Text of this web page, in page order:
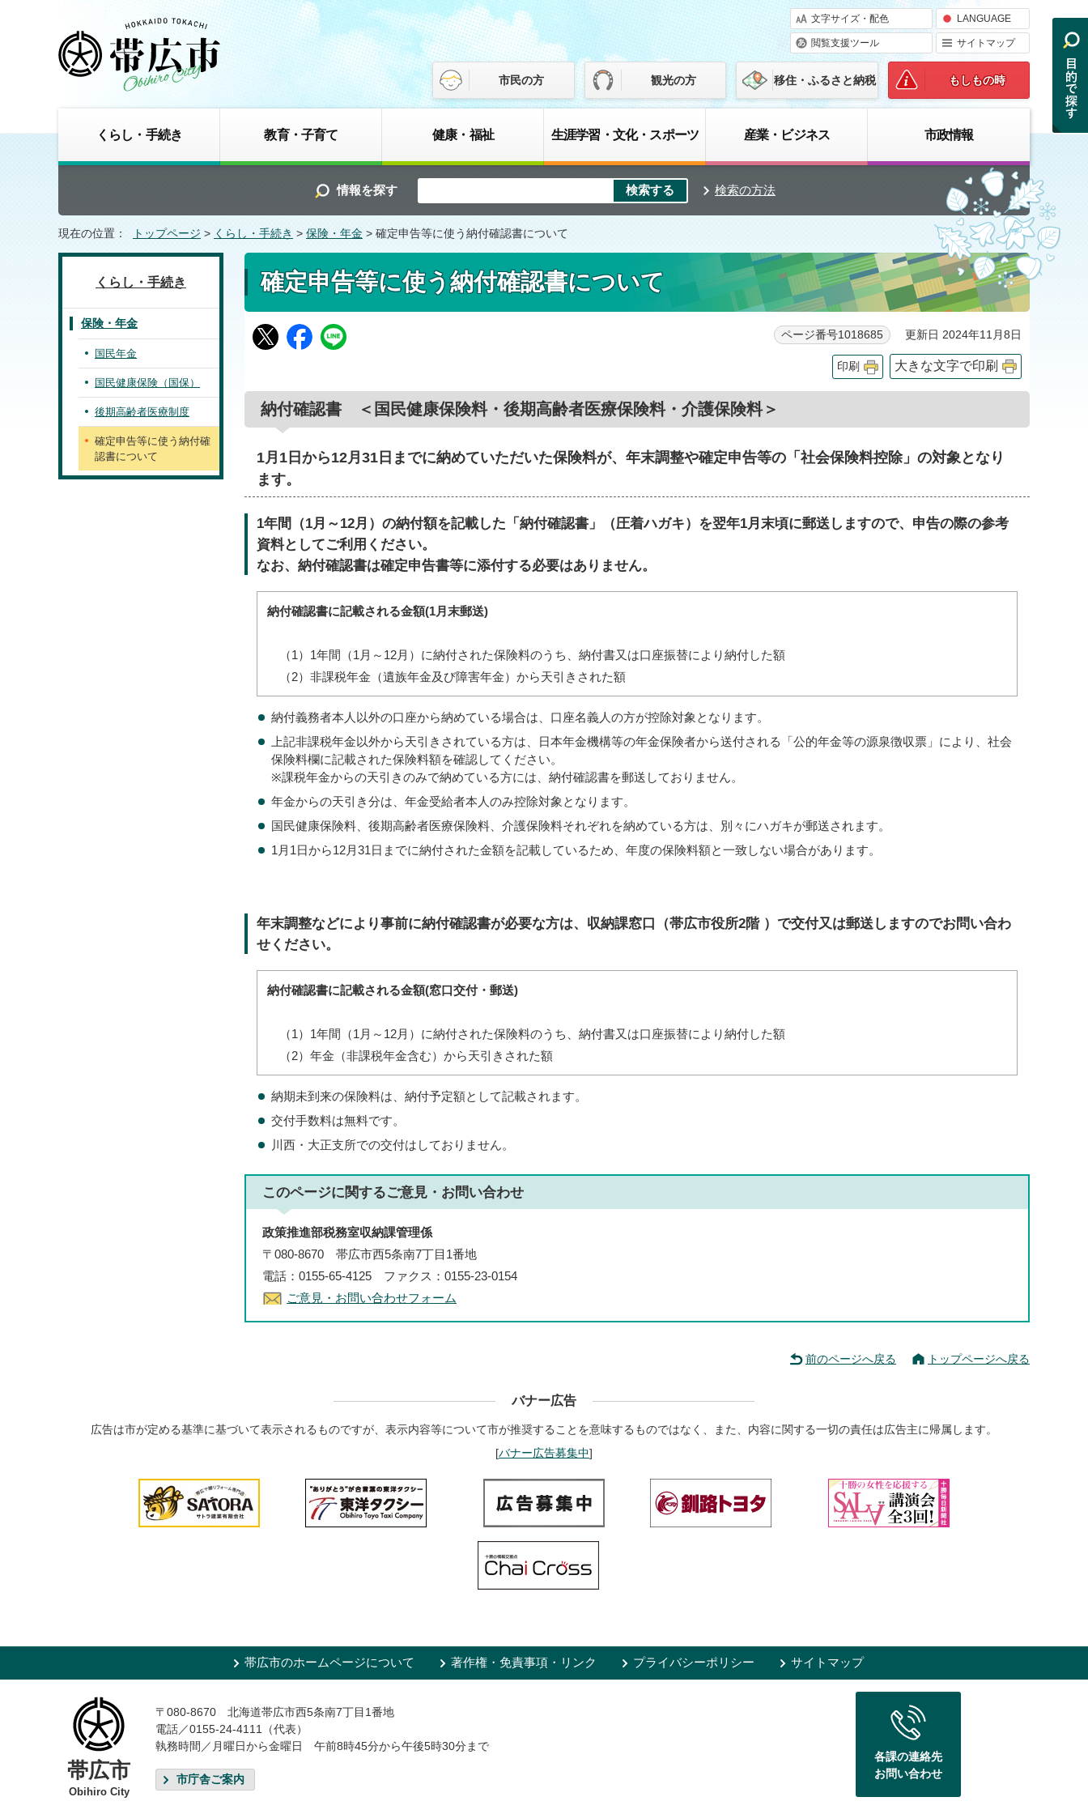
文字サイズ・配色 LANGUAGE
閲覧支援ツール サイトマップ
市民の方 観光の方 移住・ふるさと納税 もしもの時
くらし・手続き 教育・子育て 健康・福祉 生涯学習・文化・スポーツ 産業・ビジネス 市政情報
情報を探す 検索の方法
現在の位置： トップページ > くらし・手続き > 保険・年金 > 確定申告等に使う納付確認書について
確定申告等に使う納付確認書について
ページ番号1018685 更新日 2024年11月8日
印刷 大きな文字で印刷
納付確認書 ＜国民健康保険料・後期高齢者医療保険料・介護保険料＞
1月1日から12月31日までに納めていただいた保険料が、年末調整や確定申告等の「社会保険料控除」の対象となり
ます。
1年間（1月～12月）の納付額を記載した「納付確認書」（圧着ハガキ）を翌年1月末頃に郵送しますので、申告の際の参考
資料としてご利用ください。
なお、納付確認書は確定申告書等に添付する必要はありません。
納付確認書に記載される金額(1月末郵送)
（1）1年間（1月～12月）に納付された保険料のうち、納付書又は口座振替により納付した額
（2）非課税年金（遺族年金及び障害年金）から天引きされた額
納付義務者本人以外の口座から納めている場合は、口座名義人の方が控除対象となります。
上記非課税年金以外から天引きされている方は、日本年金機構等の年金保険者から送付される「公的年金等の源泉徴収票」により、社会
保険料欄に記載された保険料額を確認してください。
※課税年金からの天引きのみで納めている方には、納付確認書を郵送しておりません。
年金からの天引き分は、年金受給者本人のみ控除対象となります。
国民健康保険料、後期高齢者医療保険料、介護保険料それぞれを納めている方は、別々にハガキが郵送されます。
1月1日から12月31日までに納付された金額を記載しているため、年度の保険料額と一致しない場合があります。
年末調整などにより事前に納付確認書が必要な方は、収納課窓口（帯広市役所2階 ）で交付又は郵送しますのでお問い合わ
せください。
納付確認書に記載される金額(窓口交付・郵送)
（1）1年間（1月～12月）に納付された保険料のうち、納付書又は口座振替により納付した額
（2）年金（非課税年金含む）から天引きされた額
納期未到来の保険料は、納付予定額として記載されます。
交付手数料は無料です。
川西・大正支所での交付はしておりません。
このページに関するご意見・お問い合わせ
政策推進部税務室収納課管理係
〒080-8670 帯広市西5条南7丁目1番地
電話：0155-65-4125 ファクス：0155-23-0154
ご意見・お問い合わせフォーム
くらし・手続き
保険・年金
国民年金
国民健康保険（国保）
後期高齢者医療制度
確定申告等に使う納付確
認書について
前のページへ戻る トップページへ戻る
バナー広告
広告は市が定める基準に基づいて表示されるものですが、表示内容等について市が推奨することを意味するものではなく、また、内容に関する一切の責任は広告主に帰属します。
[バナー広告募集中]
帯広市のホームページについて 著作権・免責事項・リンク プライバシーポリシー サイトマップ
帯広市
Obihiro City
〒080-8670 北海道帯広市西5条南7丁目1番地
電話／0155-24-4111（代表）
執務時間／月曜日から金曜日 午前8時45分から午後5時30分まで
市庁舎ご案内
各課の連絡先
お問い合わせ